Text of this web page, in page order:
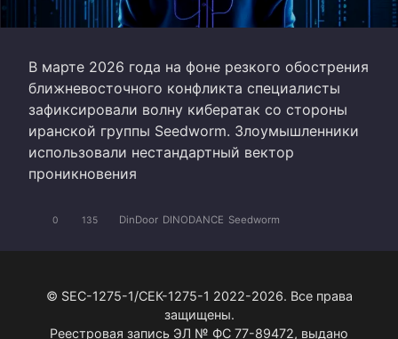
В марте 2026 года на фоне резкого обострения
ближневосточного конфликта специалисты
зафиксировали волну кибератак со стороны
иранской группы Seedworm. Злоумышленники
использовали нестандартный вектор
проникновения
0 135 DinDoor DINODANCE Seedworm
© SEC-1275-1/СЕК-1275-1 2022-2026. Все права
защищены.
Реестровая запись ЭЛ № ФС 77-89472, выдано